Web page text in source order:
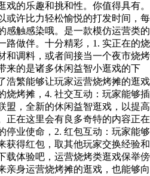
的乐趣和挑和性。你值得具有。
或许比力轻松愉悦的打发时间，每
感触感染哦。是一款模仿运营类的
路做伴。十分精彩，1. 实正在的烧
和调料，或者间接当一个夜市烧烤
来的是诸多休闲益智小逛戏的下
浩繁能够让玩家运营烧烤摊的逛戏
烧烤摊，4. 社交互动：玩家能够插
盟，全新的休闲益智逛戏，以提高
正在这里会有良多奇特的内容正在
停业使命，2. 红包互动：玩家能够
获得红包，取其他玩家交换经验和
载体验吧，运营烧烤类逛戏保举傍
亲身运营烧烤摊的逛戏，也能够向